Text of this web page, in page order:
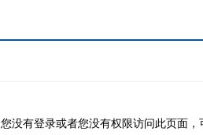
您没有登录或者您没有权限访问此页面